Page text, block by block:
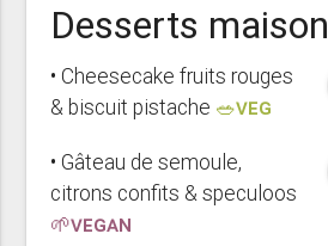
Desserts maison
• Cheesecake fruits rouges
& biscuit pistache 🥗VEG
• Gâteau de semoule,
citrons confits & speculoos
🌱VEGAN